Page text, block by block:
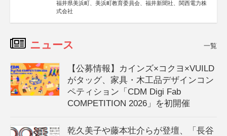
福井県美浜町、美浜町教育委員会、福井新聞社、関西電力株
式会社
ニュース 一覧
【公募情報】カインズ×コクヨ×VUILD
がタッグ、家具・木工品デザインコン
ペティション「CDM Digi Fab
COMPETITION 2026」を初開催
乾久美子や藤本壮介らが登壇、「長谷